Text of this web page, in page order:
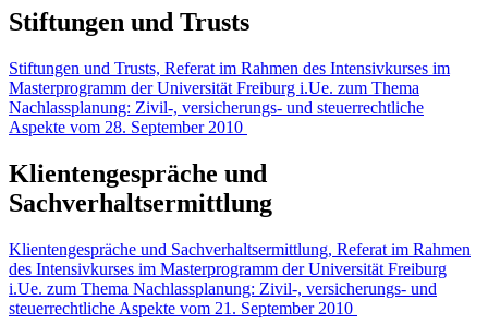
Stiftungen und Trusts
Stiftungen und Trusts, Referat im Rahmen des Intensivkurses im
Masterprogramm der Universität Freiburg i.Ue. zum Thema
Nachlassplanung: Zivil-, versicherungs- und steuerrechtliche
Aspekte vom 28. September 2010
Klientengespräche und
Sachverhaltsermittlung
Klientengespräche und Sachverhaltsermittlung, Referat im Rahmen
des Intensivkurses im Masterprogramm der Universität Freiburg
i.Ue. zum Thema Nachlassplanung: Zivil-, versicherungs- und
steuerrechtliche Aspekte vom 21. September 2010